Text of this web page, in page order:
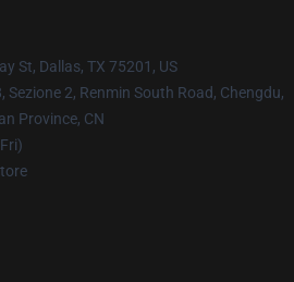
St, Dallas, TX 75201, US
Sezione 2, Renmin South Road, Chengdu,
Province, CN